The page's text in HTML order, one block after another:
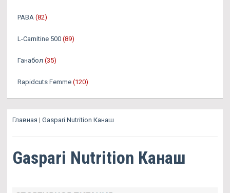
PABA (82)
L-Carnitine 500 (89)
Ганабол (35)
Rapidcuts Femme (120)
Главная | Gaspari Nutrition Канаш
Gaspari Nutrition Канаш